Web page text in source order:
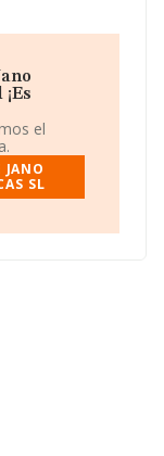
en
empleados
fiscal
el
JANO
SL